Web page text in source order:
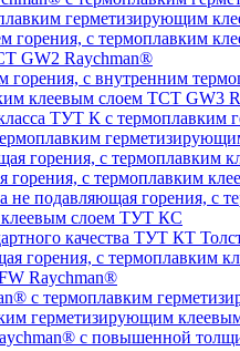
герметизирующим
GW2 Raychman®
клеевым слоем TCT GW3
горения, с термоплавким
клеевым слоем ТУТ КС
Raychman®
герметизирующим